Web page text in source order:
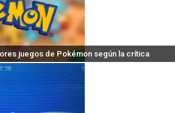
juegos de Pokémon según la crítica